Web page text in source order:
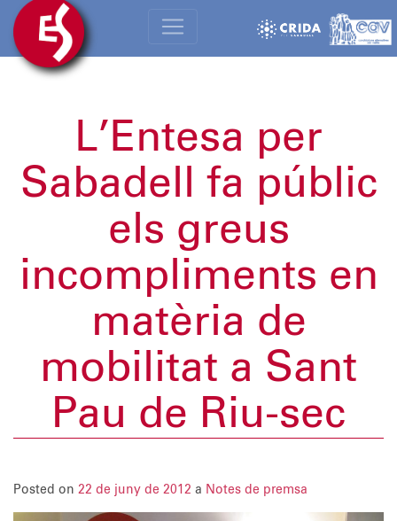
L’Entesa per
Sabadell fa públic
els greus
incompliments en
matèria de
mobilitat a Sant
Pau de Riu-sec
Posted on 22 de juny de 2012 a Notes de premsa